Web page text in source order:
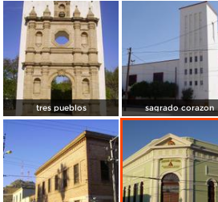
tres pueblos sagrado corazon